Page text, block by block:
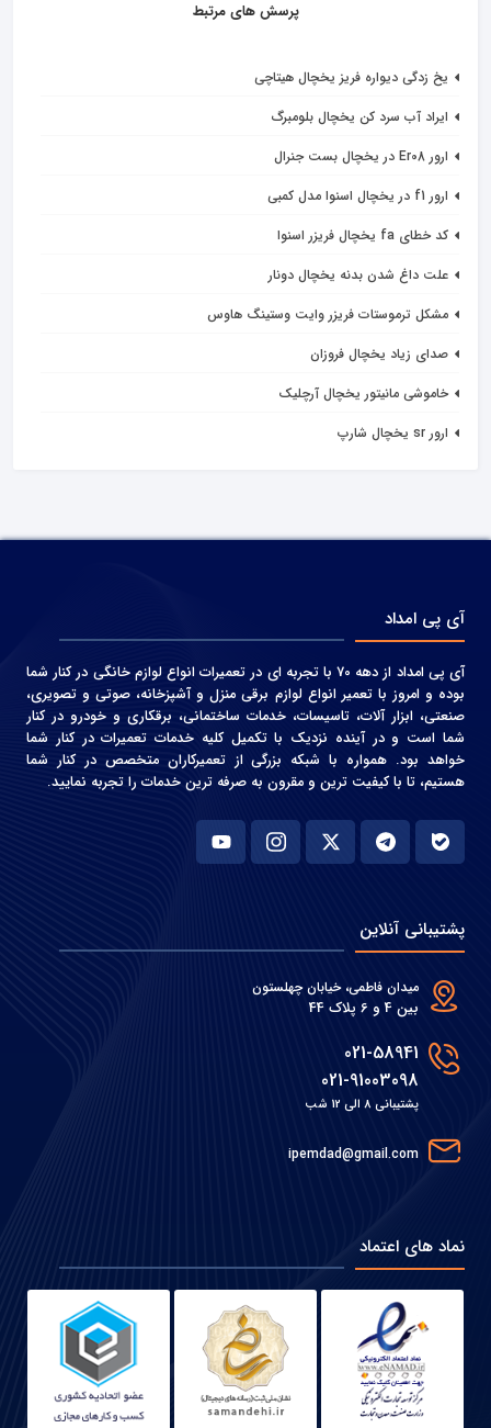
پرسش های مرتبط
یخ زدگی دیواره فریز یخچال هیتاچی
ایراد آب سرد کن یخچال بلومبرگ
ارور Er08 در یخچال بست جنرال
ارور f1 در یخچال اسنوا مدل کمبی
کد خطای fa یخچال فریزر اسنوا
علت داغ شدن بدنه یخچال دونار
مشکل ترموستات فریزر وایت وستینگ هاوس
صدای زیاد یخچال فروزان
خاموشی مانیتور یخچال آرچلیک
ارور sr یخچال شارپ
آی پی امداد
آی پی امداد از دهه 70 با تجربه ای در تعمیرات انواع لوازم خانگی در کنار شما
بوده و امروز با تعمیر انواع لوازم برقی منزل و آشپزخانه، صوتی و‌ تصویری،
صنعتی، ابزار آلات، تاسیسات، خدمات ساختمانی، برقکاری و خودرو در کنار
شما است و در آینده نزدیک با تکمیل کلیه خدمات تعمیرات در کنار شما
خواهد بود. همواره با شبکه بزرگی از تعمیرکاران متخصص در کنار شما
هستیم، تا با کیفیت ترین و مقرون به صرفه ترین خدمات را تجربه نمایید.
پشتیبانی آنلاین
میدان فاطمی، خیابان چهلستون
بین 4 و 6 پلاک 44
021-58941
021-91003098
پشتیبانی 8 الی 12 شب
ipemdad@gmail.com
نماد های اعتماد